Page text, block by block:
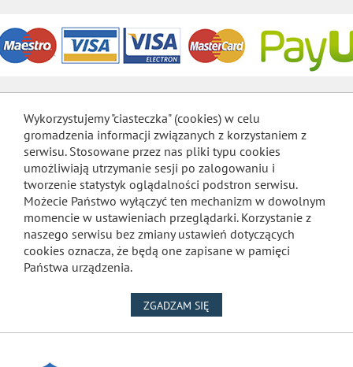
Wykorzystujemy "ciasteczka" (cookies) w celu
gromadzenia informacji związanych z korzystaniem z
serwisu. Stosowane przez nas pliki typu cookies
umożliwiają utrzymanie sesji po zalogowaniu i
tworzenie statystyk oglądalności podstron serwisu.
Możecie Państwo wyłączyć ten mechanizm w dowolnym
momencie w ustawieniach przeglądarki. Korzystanie z
naszego serwisu bez zmiany ustawień dotyczących
cookies oznacza, że będą one zapisane w pamięci
Państwa urządzenia.
ZGADZAM SIĘ